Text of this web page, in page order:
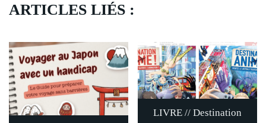
ARTICLES LIÉS :
LIVRE // Destination